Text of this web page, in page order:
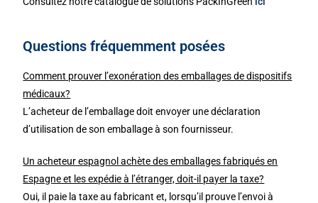
Questions fréquemment posées
Comment prouver l’exonération des emballages de dispositifs
médicaux?
L’acheteur de l’emballage doit envoyer une déclaration
d’utilisation de son emballage à son fournisseur.
Un acheteur espagnol achète des emballages fabriqués en
Espagne et les expédie à l’étranger, doit-il payer la taxe?
Oui, il paie la taxe au fabricant et, lorsqu’il prouve l’envoi à